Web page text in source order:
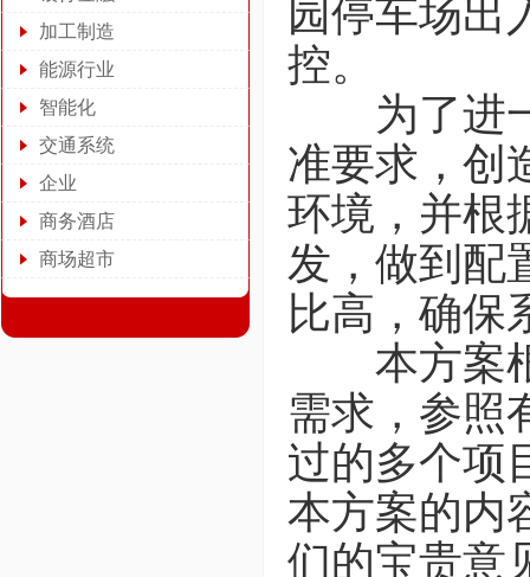
加工制造
能源行业
智能化
交通系统
企业
商务酒店
商场超市
园停车场出
控。
为了进一
准要求，创
环境，并根
发，做到配
比高，确保
本方案根
需求，参照
过的多个项
本方案的内
们的宝贵意